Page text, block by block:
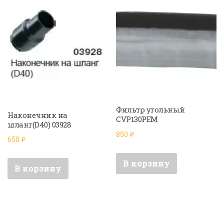
Наконечник на
шланг(D40) 03928
650 ₽
В корзину
Фильтр угольный
CVP130PEM
850₽
В корзину